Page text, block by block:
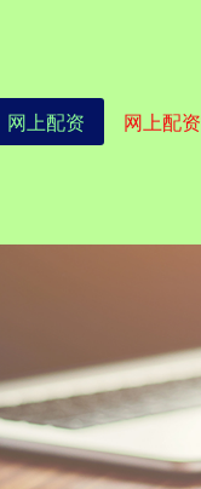
网上配资 网上配